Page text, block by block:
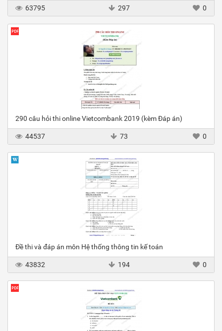
63795 297 0
290 câu hỏi thi online Vietcombank 2019 (kèm Đáp án)
44537 73 0
Đề thi và đáp án môn Hệ thống thông tin kế toán
43832 194 0